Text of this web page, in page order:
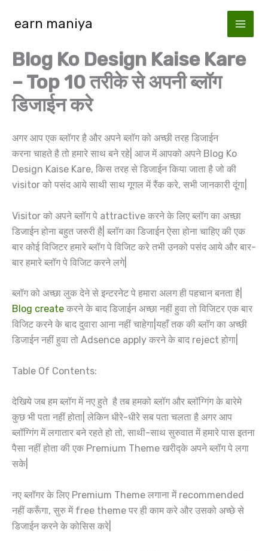
earn maniya
Blog Ko Design Kaise Kare
– Top 10 तरीके से अपनी ब्लॉग
डिजाईन करे
अगर आप एक ब्लॉगर है और अपने ब्लॉग को अच्छी तरह डिजाईन
करना चाहते है तो हमारे साथ बने रहे| आज में आपको अपने Blog Ko
Design Kaise Kare, किस तरह से डिजाईन किया जाता है जो की
visitor को पसंद आये साथी साथ गूगल में रैंक करे, सभी जानकारी दूंगा|
Visitor को अपने ब्लॉग पे attractive करने के लिए ब्लॉग का अच्छा
डिजाईन होना बहुत जरुरी है| ब्लॉग का डिजाईन ऐसा होना चाहिए की एक
बार कोई विजिटर हमारे ब्लॉग पे विजिट करे तभी उनको पसंद आये और बार-
बार हमारे ब्लॉग पे विजिट करने लगे|
ब्लॉग को अच्छा लुक देने से इन्टरनेट पे हमारा अलग ही पहचान बनता है|
Blog create करने के बाद डिजाईन अच्छा नहीं हुवा तो विजिटर एक बार
विजिट करने के बाद दुवारा आना नहीं चाहेगा|यहाँ तक की ब्लॉग का अच्छी
डिजाईन नहीं हुवा तो Adsence apply करने के बाद reject होगा|
Table Of Contents:
देखिये जब हम ब्लॉग में नए हुते है तब हमको ब्लॉग और ब्लॉग्गिंग के बारेमे
कुछ भी पता नहीं होता| लेकिन धीरे-धीरे सब पता चलता है अगर आप
ब्लॉग्गिंग में लगातार बने रहते हो तो, साथी-साथ सुरुवात में हमारे पास इतना
पैसा नहीं होता की एक Premium Theme खरीद्के अपने ब्लॉग पे लगा
सके|
नए ब्लॉगर के लिए Premium Theme लगाना में recommended
नहीं करूँगा, सुरु में free theme पर ही काम करे और उसको अच्छे से
डिजाईन करने के कोसिस करे|